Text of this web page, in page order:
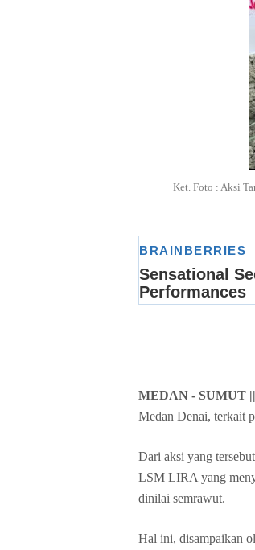
Ket. Foto : Aksi
MEDAN - SUMUT
Medan Denai, terkait
Dari aksi yang
LSM LIRA yang
dinilai semrawut.
Hal ini, disampaikan